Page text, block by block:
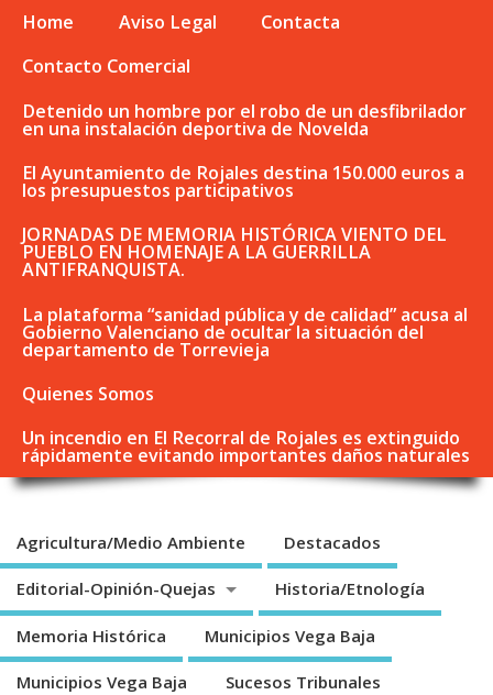
Home Aviso Legal
Contacta
Contacto Comercial
Detenido un hombre por el robo de un desfibrilador
en una instalación deportiva de Novelda
El Ayuntamiento de Rojales destina 150.000 euros a
los presupuestos participativos
JORNADAS DE MEMORIA HISTÓRICA VIENTO DEL
PUEBLO EN HOMENAJE A LA GUERRILLA
ANTIFRANQUISTA.
La plataforma “sanidad pública y de calidad” acusa al
Gobierno Valenciano de ocultar la situación del
departamento de Torrevieja
Quienes Somos
Un incendio en El Recorral de Rojales es extinguido
rápidamente evitando importantes daños naturales
Agricultura/Medio Ambiente Destacados
Editorial-Opinión-Quejas Historia/Etnología
Memoria Histórica Municipios Vega Baja
Municipios Vega Baja Sucesos Tribunales